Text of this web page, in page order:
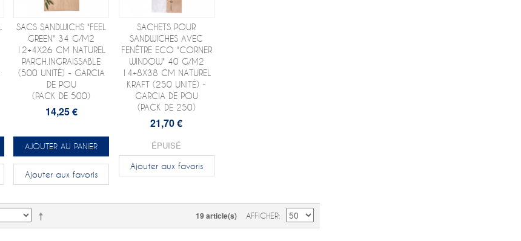
SACS SANDWICHS "FEEL
GREEN" 34 G/M2
12+4X26 CM NATUREL
PARCH.INGRAISSABLE
(500 UNITÉ) - GARCIA
DE POU
(PACK DE 500)
14,25 €
AJOUTER AU PANIER
Ajouter aux favoris
SACHETS POUR
SANDWICHES AVEC
FENÊTRE ECO "CORNER
WINDOW" 40 G/M2
14+8X38 CM NATUREL
KRAFT (250 UNITÉ) -
GARCIA DE POU
(PACK DE 250)
21,70 €
ÉPUISÉ
Ajouter aux favoris
19 article(s) AFFICHER